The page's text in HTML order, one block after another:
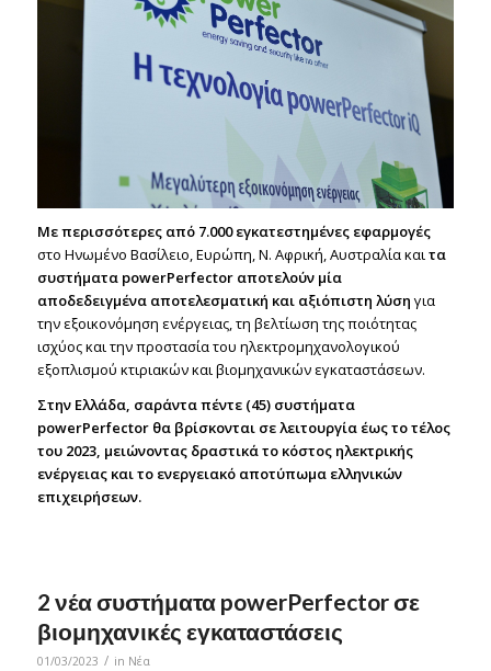
Με περισσότερες από 7.000 εγκατεστημένες εφαρμογές
στο Ηνωμένο Βασίλειο, Ευρώπη, Ν. Αφρική, Αυστραλία καιτα
συστήματα powerPerfector αποτελούν μία
αποδεδειγμένα αποτελεσματική και αξιόπιστη λύσηγια
την εξοικονόμηση ενέργειας, τη βελτίωση της ποιότητας
ισχύος και την προστασία του ηλεκτρομηχανολογικού
εξοπλισμού κτιριακών και βιομηχανικών εγκαταστάσεων.
Στην Ελλάδα, σαράντα πέντε (45) συστήματα
powerPerfector θα βρίσκονται σε λειτουργία έως το τέλος
του 2023, μειώνοντας δραστικά το κόστος ηλεκτρικής
ενέργειας και το ενεργειακό αποτύπωμα ελληνικών
επιχειρήσεων.
2 νέα συστήματα powerPerfector σε
βιομηχανικές εγκαταστάσεις
01/03/2023 / in Νέα